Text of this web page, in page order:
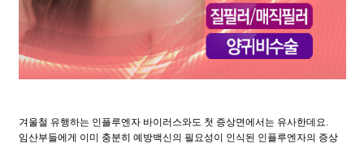
겨울철 유행하는 인플루엔자 바이러스와도 첫 증상면에서는 유사한데요.
임산부들에게 이미 충분히 예방백신의 필요성이 인식된 인플루엔자의 증상